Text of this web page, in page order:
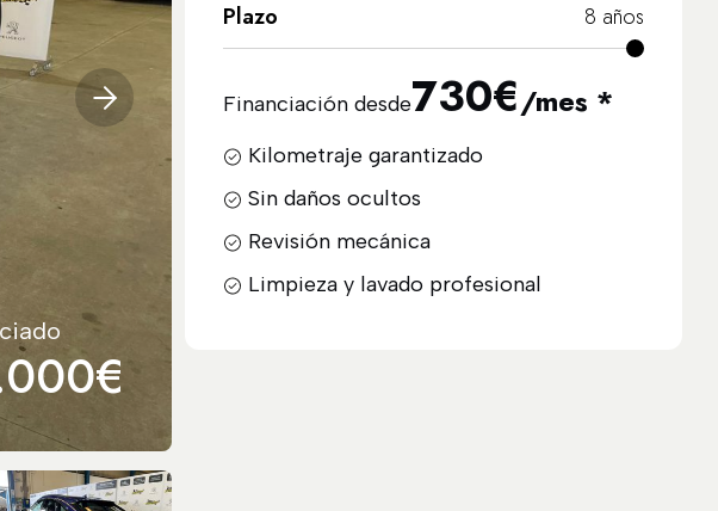
Plazo 8 años
Financiación desde730€/mes *
Kilometraje garantizado
Sin daños ocultos
Revisión mecánica
Limpieza y lavado profesional